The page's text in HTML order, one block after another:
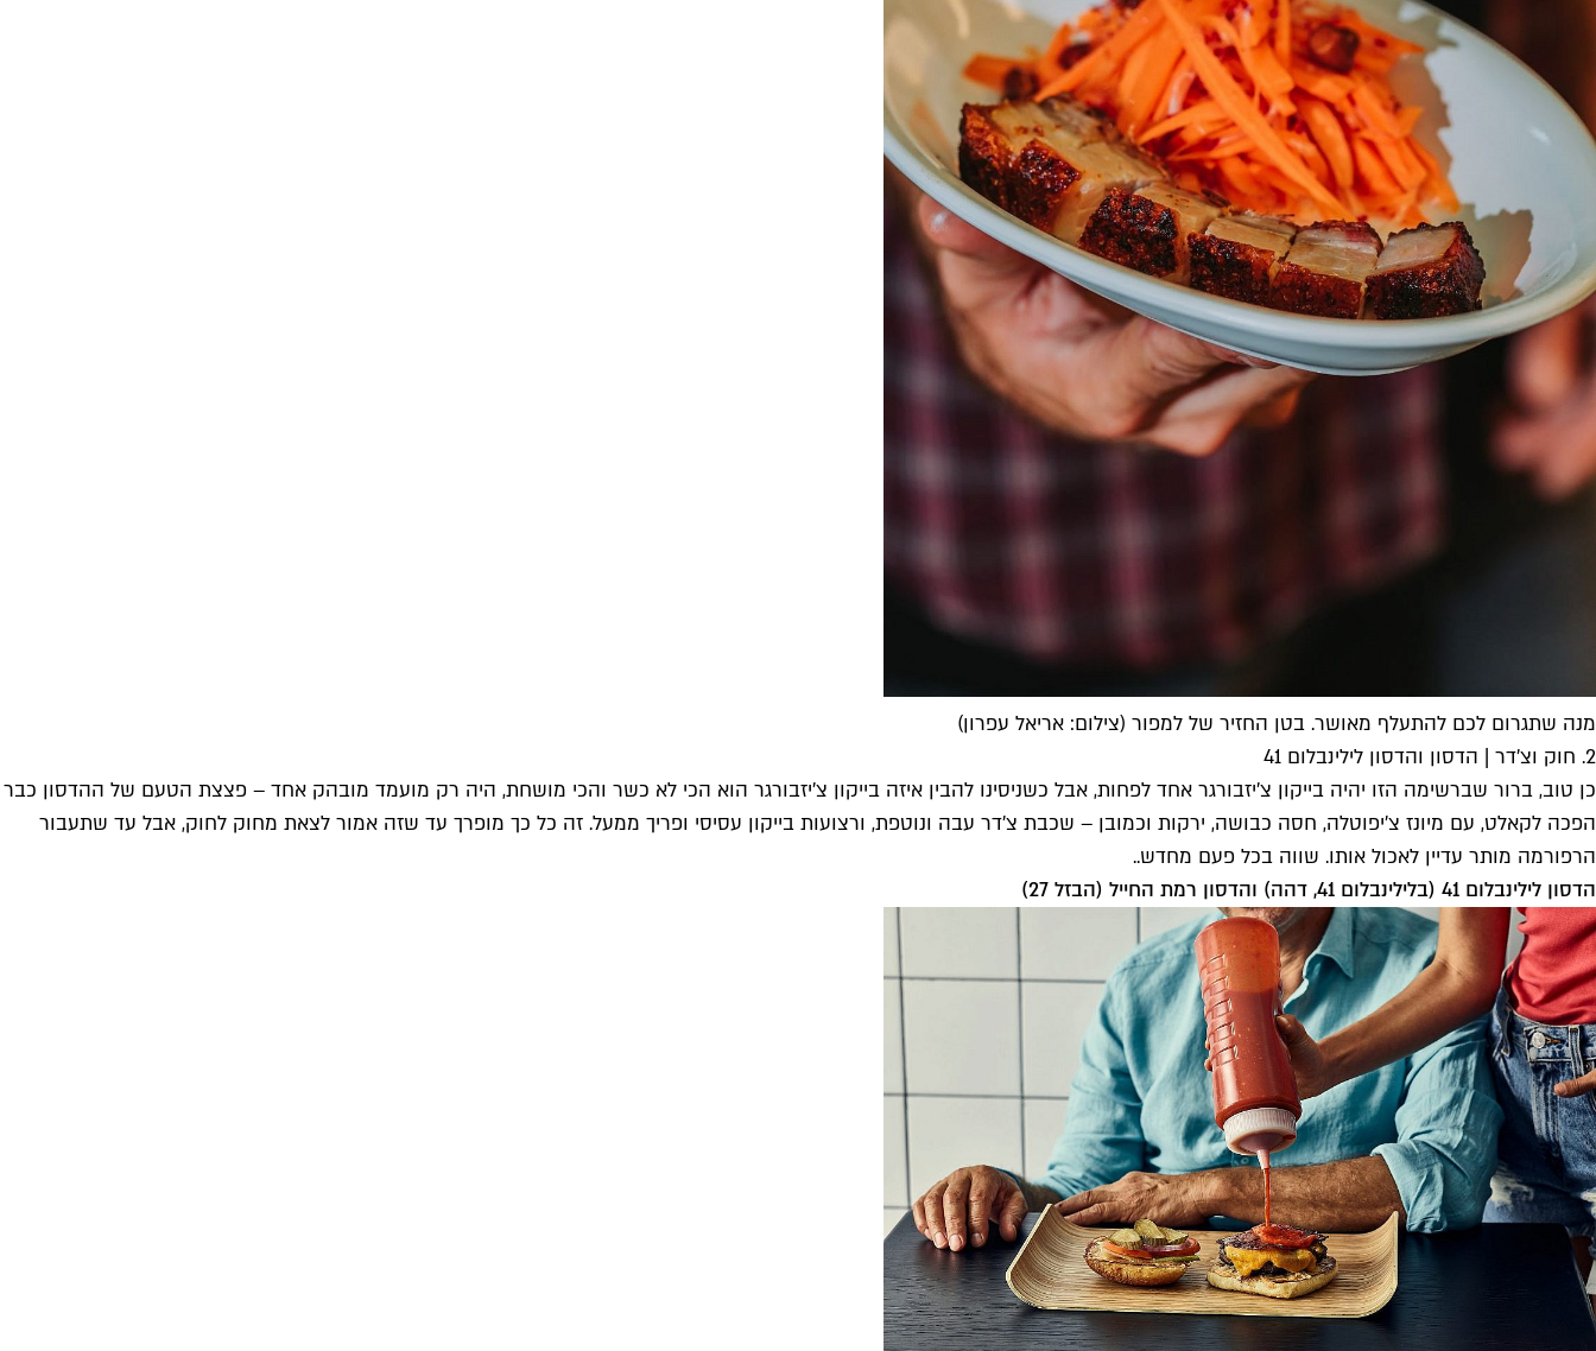
מנה שתגרום לכם להתעלף מאושר. בטן החזיר של למפור (צילום: אריאל עפרון)
2. חוק וצ'דר | הדסון והדסון לילינבלום 41
כן טוב, ברור שברשימה הזו יהיה בייקון צ'יזבורגר אחד לפחות, אבל כשניסינו להבין איזה בייקון צ'יזבורגר הוא הכי לא כשר והכי מושחת, היה רק מועמד מובהק אחד – פצצת הטעם של ההדסון כבר
הפכה לקאלט, עם מיונז צ'יפוטלה, חסה כבושה, ירקות וכמובן – שכבת צ'דר עבה ונוטפת, ורצועות בייקון עסיסי ופריך ממעל. זה כל כך מופרך עד שזה אמור לצאת מחוק לחוק, אבל עד שתעבור
הרפורמה מותר עדיין לאכול אותו. שווה בכל פעם מחדש..
הדסון לילינבלום 41 (בלילינבלום 41, דהה) והדסון רמת החייל (הבזל 27)